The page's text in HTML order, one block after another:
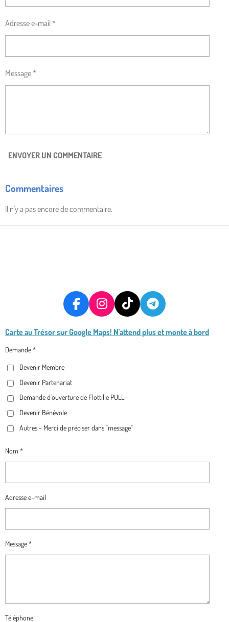
Adresse e-mail *
Message *
ENVOYER UN COMMENTAIRE
Commentaires
Il n'y a pas encore de commentaire.
F
C
K
I
S
A
T
K
T
L
Carte au Trésorsur Google Maps! N'attend plus et monte à bord
Demande *
Devenir Membre
Devenir Partenariat
Demande d'ouverture de Flottille PULL
Devenir Bénévole
Autres - Merci de préciser dans "message"
Nom *
Adresse e-mail
Message *
Téléphone